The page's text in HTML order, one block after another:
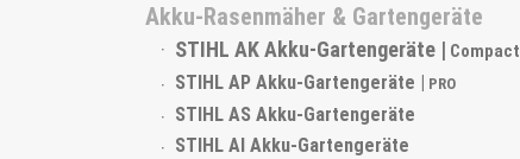
Akku-Rasenmäher & Gartengeräte
STIHL AK Akku-Gartengeräte | Compact
STIHL AP Akku-Gartengeräte | PRO
STIHL AS Akku-Gartengeräte
STIHL AI Akku-Gartengeräte